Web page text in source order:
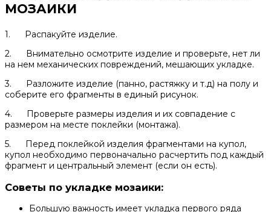
МОЗАИКИ
1. Распакуйте изделие.
2. Внимательно осмотрите изделие и проверьте, нет ли
на нем механических повреждений, мешающих укладке.
3. Разложите изделие (панно, растяжку и т.д) на полу и
соберите его фрагменты в единый рисунок.
4. Проверьте размеры изделия и их совпадение с
размером на месте поклейки (монтажа).
5. Перед поклейкой изделия фрагментами на купол,
купол необходимо первоначально расчертить под каждый
фрагмент и центральный элемент (если он есть).
Советы по укладке мозаики:
Большую важность имеет укладка первого ряда